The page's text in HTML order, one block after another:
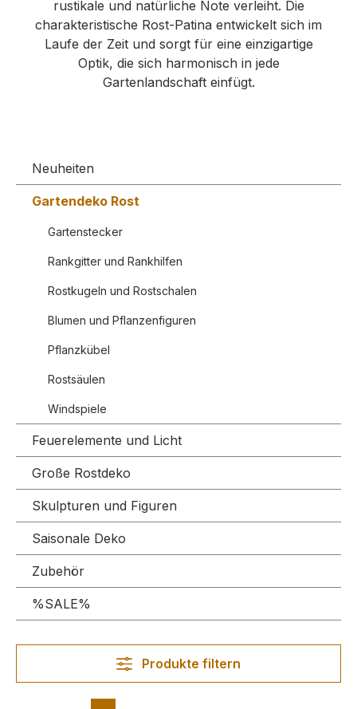
rustikale und natürliche Note verleiht. Die
charakteristische Rost-Patina entwickelt sich im
Laufe der Zeit und sorgt für eine einzigartige
Optik, die sich harmonisch in jede
Gartenlandschaft einfügt.
Neuheiten
Gartendeko Rost
Gartenstecker
Rankgitter und Rankhilfen
Rostkugeln und Rostschalen
Blumen und Pflanzenfiguren
Pflanzkübel
Rostsäulen
Windspiele
Feuerelemente und Licht
Große Rostdeko
Skulpturen und Figuren
Saisonale Deko
Zubehör
%SALE%
Produkte filtern